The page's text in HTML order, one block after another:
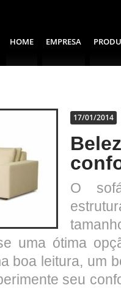
EMPRESA
HOME
17/01/2014
O
uma ótima
boa leitura, um
seu